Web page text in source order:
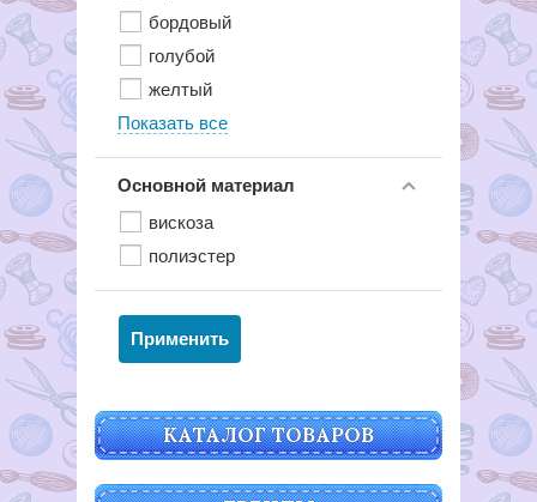
бордовый
голубой
желтый
Показать все
Основной материал
вискоза
полиэстер
КАТАЛОГ ТОВАРОВ